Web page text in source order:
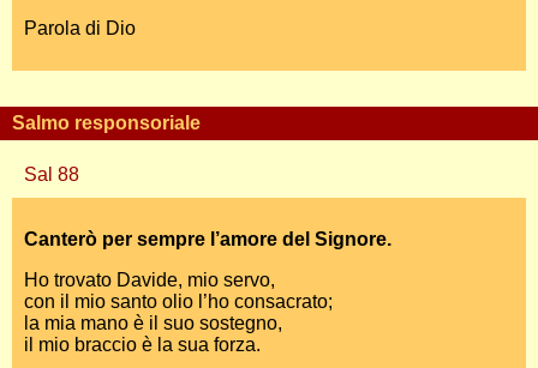
Parola di Dio
Salmo responsoriale
Sal 88
Canterò per sempre l’amore del Signore.
Ho trovato Davide, mio servo,
con il mio santo olio l’ho consacrato;
la mia mano è il suo sostegno,
il mio braccio è la sua forza.